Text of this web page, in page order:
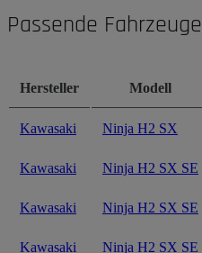
Passende Fahrzeuge
Hersteller Modell
Kawasaki Ninja H2 SX
Kawasaki Ninja H2 SX SE
Kawasaki Ninja H2 SX SE
Kawasaki Ninja H2 SX SE